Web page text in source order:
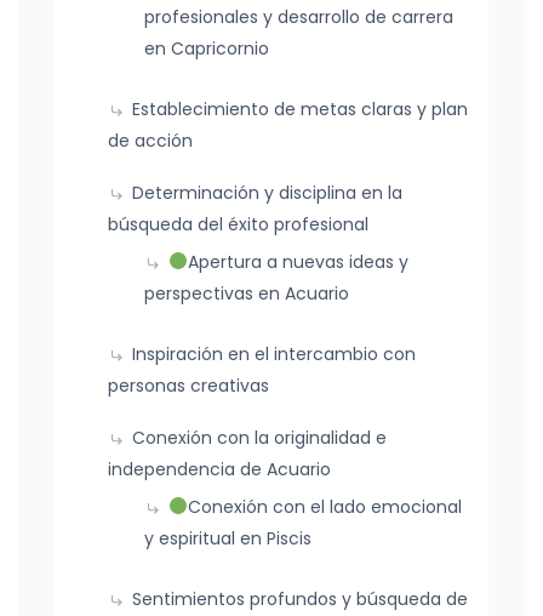
profesionales y desarrollo de carrera
en Capricornio
Establecimiento de metas claras y plan
de acción
Determinación y disciplina en la
búsqueda del éxito profesional
Apertura a nuevas ideas y
perspectivas en Acuario
Inspiración en el intercambio con
personas creativas
Conexión con la originalidad e
independencia de Acuario
Conexión con el lado emocional
y espiritual en Piscis
Sentimientos profundos y búsqueda de